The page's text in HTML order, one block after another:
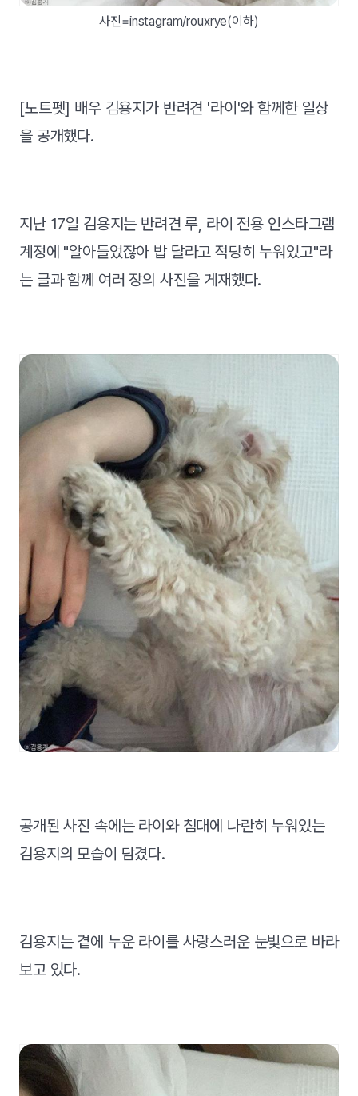
사진=instagram/rouxrye(이하)
[노트펫] 배우 김용지가 반려견 '라이'와 함께한 일상
을 공개했다.
지난 17일 김용지는 반려견 루, 라이 전용 인스타그램
계정에 "알아들었잖아 밥 달라고 적당히 누워있고"라
는 글과 함께 여러 장의 사진을 게재했다.
공개된 사진 속에는 라이와 침대에 나란히 누워있는
김용지의 모습이 담겼다.
김용지는 곁에 누운 라이를 사랑스러운 눈빛으로 바라
보고 있다.